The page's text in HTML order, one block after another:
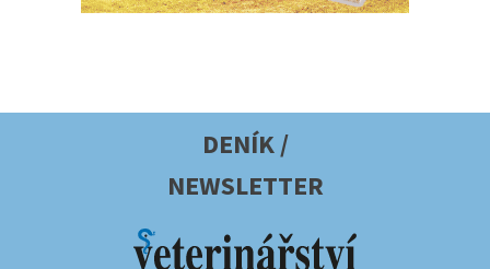
DENÍK /
NEWSLETTER